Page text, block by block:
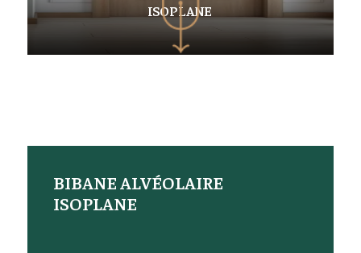
ISOPLANE
BIBANE ALVÉOLAIRE
ISOPLANE